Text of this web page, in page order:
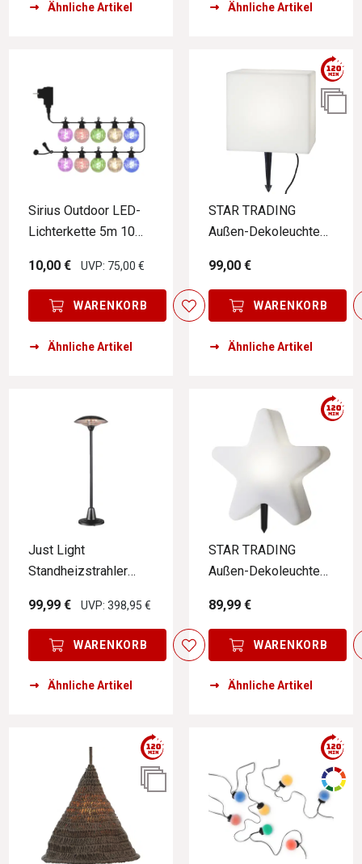
Ähnliche Artikel Ähnliche Artikel
Sirius Outdoor LED-
Lichterkette 5m 10
10,00 €
UVP: 75,00 €
WARENKORB
Ähnliche Artikel
STAR TRADING
Außen-Dekoleuchte
99,00 €
WARENKORB
Ähnliche Artikel
Just Light
Standheizstrahler
99,99 €
UVP: 398,95 €
WARENKORB
Ähnliche Artikel
STAR TRADING
Außen-Dekoleuchte
89,99 €
WARENKORB
Ähnliche Artikel